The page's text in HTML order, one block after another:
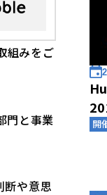
組みをご
門と事業
断や意思
開